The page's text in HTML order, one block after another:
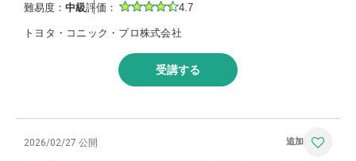
難易度： 中級評価： 4.7
トヨタ・コニック・プロ株式会社
受講する
2026/02/27 公開